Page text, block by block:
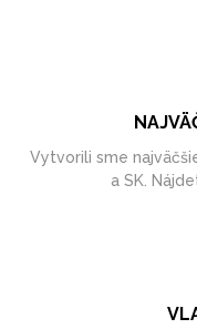
Vytvorili sme
a SK.